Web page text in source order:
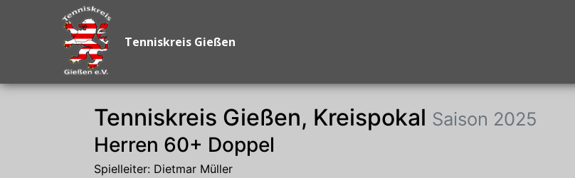
Tenniskreis Gießen
Tenniskreis Gießen, Kreispokal Saison 2025
Herren 60+ Doppel
Spielleiter: Dietmar Müller